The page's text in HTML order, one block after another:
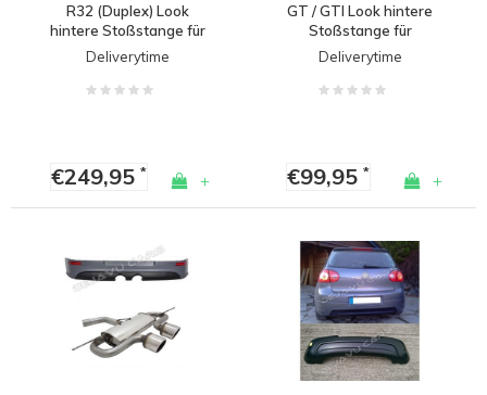
R32 (Duplex) Look
hintere Stoßstange für
Volkswagen Golf 5
Deliverytime
€249,95* +
GT / GTI Look hintere
Stoßstange für
Volkswagen Golf 5
Deliverytime
€99,95* +